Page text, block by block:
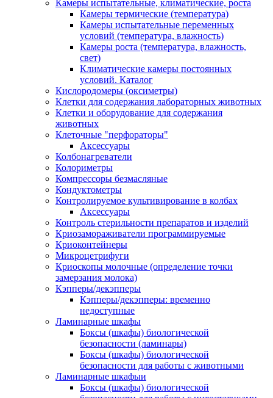
Камеры испытательные, климатические, роста
Камеры термические (температура)
Камеры испытательные переменных
условий (температура, влажность)
Камеры роста (температура, влажность,
свет)
Климатические камеры постоянных
условий. Каталог
Кислородомеры (оксиметры)
Клетки для содержания лабораторных животных
Клетки и оборудование для содержания
животных
Клеточные "перфораторы"
Аксессуары
Колбонагреватели
Колориметры
Компрессоры безмасляные
Кондуктометры
Контролируемое культивирование в колбах
Аксессуары
Контроль стерильности препаратов и изделий
Криозамораживатели программируемые
Криоконтейнеры
Микроцетрифуги
Криоскопы молочные (определение точки
замерзания молока)
Кэпперы/декэпперы
Кэпперы/декэпперы: временно
недоступные
Ламинарные шкафы
Боксы (шкафы) биологической
безопасности (ламинары)
Боксы (шкафы) биологической
безопасности для работы с животными
Ламинарные шкафыи
Боксы (шкафы) биологической